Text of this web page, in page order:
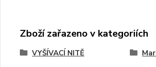
Zboží zařazeno v kategoriích
VYŠÍVACÍ NITĚ